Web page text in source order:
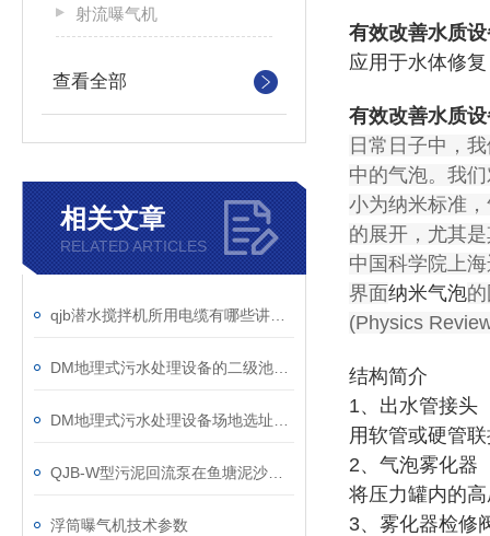
射流曝气机
查看全部
相关文章
RELATED ARTICLES
浮筒曝气机技术参数
有效改善水质
应用于水体修
有效改善水质
日常日子中，
中的气泡。我
小为纳米标准
的展开，尤其
中国科学院上
界面纳米气泡
(Physics
结构简介
1、出水管接头
用软管或硬管
2、气泡雾化器
将压力罐内的
3、雾化器检修